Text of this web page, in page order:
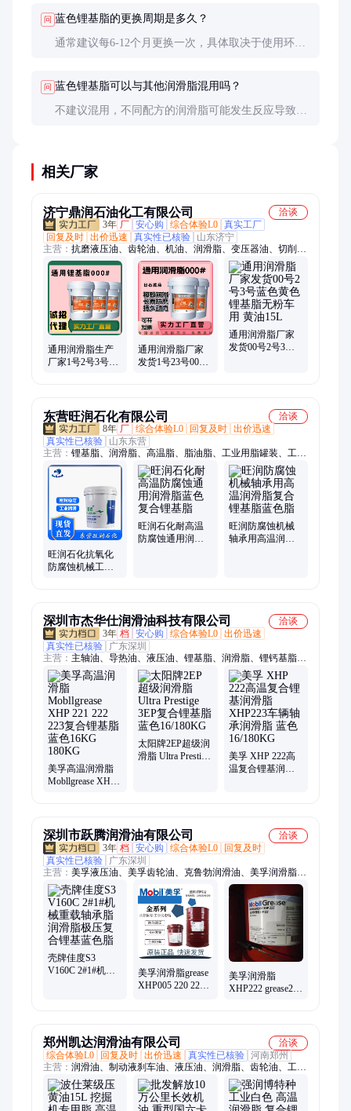
问 蓝色锂基脂的更换周期是多久？
通常建议每6-12个月更换一次，具体取决于使用环境
问 蓝色锂基脂可以与其他润滑脂混用吗？
不建议混用，不同配方的润滑脂可能发生反应导致性
相关厂家
济宁鼎润石油化工有限公司
洽谈
3年 厂 安心购 综合体验L0 真实工厂
回复及时 出价迅速 真实性已核验
山东济宁
主营： 抗磨液压油、齿轮油、机油、润滑脂、变压器油、切削
液、导热油、导轨油、汽轮机油、防锈油、淬火油、空气压缩机
油、真空泵油、机械油、液力传动油、针织机油
通用润滑脂生产
厂家1号2号3号蓝
通用润滑脂厂家
发货1号23号00号
通用润滑脂厂家
发货00号2号3号
东营旺润石化有限公司
洽谈
8年 厂 综合体验L0 回复及时 出价迅速
真实性已核验
山东东营
主营： 锂基脂、润滑脂、高温脂、脂油脂、工业用脂罐装、工程
机械专用脂、工程机械脂黄油、工业黄油
旺润石化抗氧化
防腐蚀机械工程
旺润石化耐高温
防腐蚀通用润滑
旺润防腐蚀机械
轴承用高温润滑
深圳市杰华仕润滑油科技有限公司
洽谈
3年 档 安心购 综合体验L0 出价迅速
真实性已核验
广东深圳
主营： 主轴油、导热油、液压油、锂基脂、润滑脂、锂钙基脂、
齿轮油、锭子油、润滑油、导轨油、汽轮机油、柴油机油、火花
机油、工业黄油、空压机油、变速箱油、变压器油、船用机油、
发动机油、齿轮箱油、热传导油、冷冻机油、涡轮机油、循环系
统油、轴承循环油
美孚高温润滑脂
Mobllgrease XHP
太阳牌2EP超级润
滑脂 Ultra Prestige
美孚 XHP 222高
温复合锂基润滑
深圳市跃腾润滑油有限公司
洽谈
3年 档 安心购 综合体验L0
回复及时
真实性已核验
广东深圳
主营： 美孚液压油、美孚齿轮油、克鲁勃润滑油、美孚润滑脂、
克鲁勃润滑脂、福斯润滑脂、壳牌润滑脂、美孚导轨油、壳牌液
压油、壳牌可耐压齿轮油、壳牌齿轮油、嘉实多液压油、嘉实多
切削液、嘉实多切削油、克鲁勃41-141、美孚320齿轮油、美孚
DTE25UT、嘉实多齿轮油、道达尔液压油、Kluber、福斯液压油
壳牌佳度S3
V160C 2#1#机械
美孚润滑脂grease
XHP005 220 221
美孚润滑脂
XHP222 grease221
郑州凯达润滑油有限公司
洽谈
综合体验L0
回复及时 出价迅速 真实性已核验 河南郑州
主营： 润滑油、制动液刹车油、液压油、润滑脂、齿轮油、工业
油、防冻液